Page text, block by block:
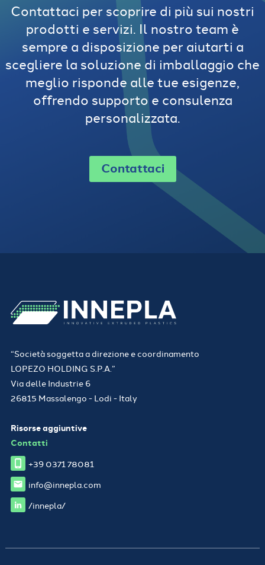
Contattaci per scoprire di più sui nostri
prodotti e servizi. Il nostro team è
sempre a disposizione per aiutarti a
scegliere la soluzione di imballaggio che
meglio risponde alle tue esigenze,
offrendo supporto e consulenza
personalizzata.
Contattaci
“Società soggetta a direzione e coordinamento
LOPEZO HOLDING S.P.A.”
Via delle Industrie 6
26815 Massalengo - Lodi - Italy
Risorse aggiuntive
Contatti
+39 0371 78081
info@innepla.com
/innepla/